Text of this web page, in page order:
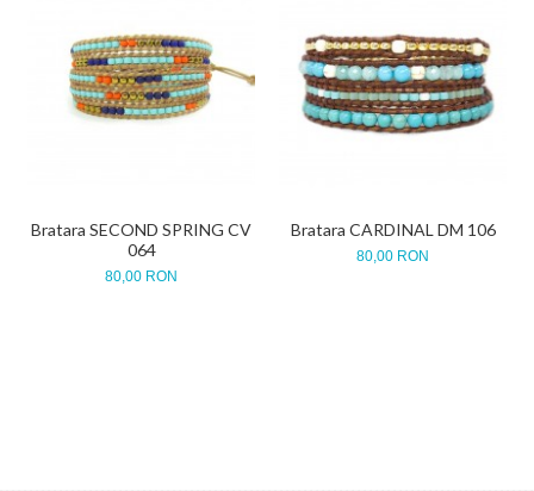
Bratara SECOND SPRING CV
064
80,00 RON
Bratara CARDINAL DM 106
80,00 RON